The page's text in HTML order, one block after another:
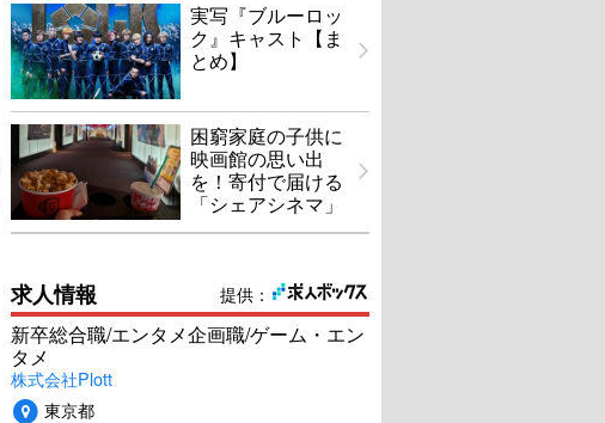
実写『ブルーロッ
ク』キャスト【ま
とめ】
困窮家庭の子供に
映画館の思い出
を！寄付で届ける
「シェアシネマ」
提供：
求人情報
新卒総合職/エンタメ企画職/ゲーム・エン
タメ
株式会社Plott
東京都